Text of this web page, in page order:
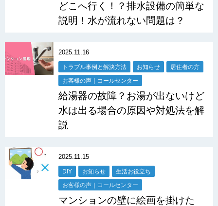
どこへ行く！？排水設備の簡単な
説明！水が流れない問題は？
2025.11.16
トラブル事例と解決方法 お知らせ 居住者の方
お客様の声｜コールセンター
給湯器の故障？お湯が出ないけど
水は出る場合の原因や対処法を解
説
2025.11.15
DIY お知らせ 生活お役立ち
お客様の声｜コールセンター
マンションの壁に絵画を掛けた